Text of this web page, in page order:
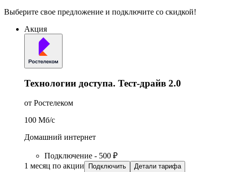
Выберите свое предложение и подключите со скидкой!
Акция
Технологии доступа. Тест-драйв 2.0
от Ростелеком
100 Мб/c
Домашний интернет
Подключение - 500 ₽
1 месяц по акции
Подключить
Детали тарифа